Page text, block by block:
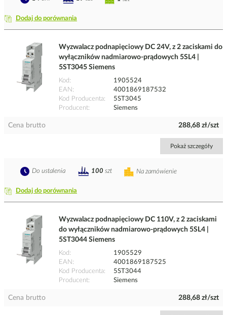
Dodaj do porównania
Wyzwalacz podnapięciowy DC 24V, z 2 zaciskami do
wyłączników nadmiarowo-prądowych 5SL4 |
5ST3045 Siemens
Kod
1905524
EAN
4001869187532
Kod Producenta
5ST3045
Producent
Siemens
Cena brutto 288,68 zł/szt
Pokaż szczegóły
Dodaj do porównania
Na zamówienie
Do ustalenia 100 szt
Wyzwalacz podnapięciowy DC 110V, z 2 zaciskami
do wyłączników nadmiarowo-prądowych 5SL4 |
5ST3044 Siemens
Kod
1905529
EAN
4001869187525
Kod Producenta
5ST3044
Producent
Siemens
Cena brutto 288,68 zł/szt